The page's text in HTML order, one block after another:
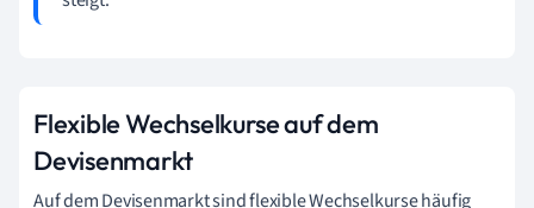
Flexible Wechselkurse auf dem
Devisenmarkt
Auf dem Devisenmarkt sind flexible Wechselkurse häufig